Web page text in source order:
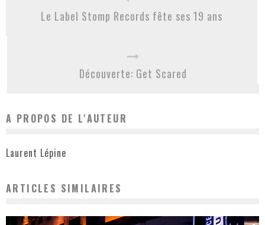
Le Label Stomp Records fête ses 19 ans
Découverte: Get Scared
A PROPOS DE L'AUTEUR
Laurent Lépine
ARTICLES SIMILAIRES